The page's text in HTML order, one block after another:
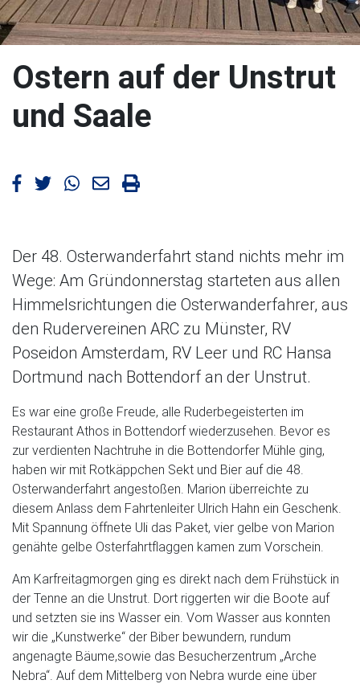
Ostern auf der Unstrut
und Saale
Artikel bei Facebook teilen
Artikel bei Twitter teilen
Artikel bei WhatsApp teilen
Artikel mailen
Artikel drucken
Der 48. Osterwanderfahrt stand nichts mehr im
Wege: Am Gründonnerstag starteten aus allen
Himmelsrichtungen die Osterwanderfahrer, aus
den Rudervereinen ARC zu Münster, RV
Poseidon Amsterdam, RV Leer und RC Hansa
Dortmund nach Bottendorf an der Unstrut.
Es war eine große Freude, alle Ruderbegeisterten im
Restaurant Athos in Bottendorf wiederzusehen. Bevor es
zur verdienten Nachtruhe in die Bottendorfer Mühle ging,
haben wir mit Rotkäppchen Sekt und Bier auf die 48.
Osterwanderfahrt angestoßen. Marion überreichte zu
diesem Anlass dem Fahrtenleiter Ulrich Hahn ein Geschenk.
Mit Spannung öffnete Uli das Paket, vier gelbe von Marion
genähte gelbe Osterfahrtflaggen kamen zum Vorschein.
Am Karfreitagmorgen ging es direkt nach dem Frühstück in
der Tenne an die Unstrut. Dort riggerten wir die Boote auf
und setzten sie ins Wasser ein. Vom Wasser aus konnten
wir die „Kunstwerke“ der Biber bewundern, rundum
angenagte Bäume,sowie das Besucherzentrum „Arche
Nebra“. Auf dem Mittelberg von Nebra wurde eine über